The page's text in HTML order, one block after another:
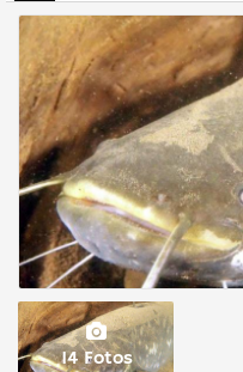
14 Fotos